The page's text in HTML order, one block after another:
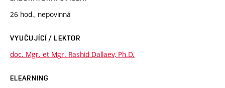
26 hod., nepovinná
VYUČUJÍCÍ / LEKTOR
doc. Mgr. et Mgr. Rashid Dallaev, Ph.D.
ELEARNING